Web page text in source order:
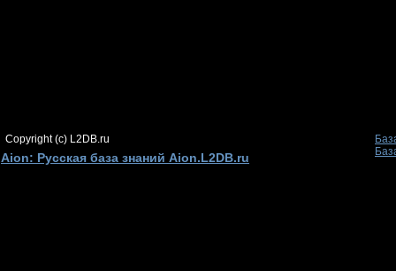
Copyright (c) L2DB.ru
Aion: Русская база знаний Aion.L2DB.ru